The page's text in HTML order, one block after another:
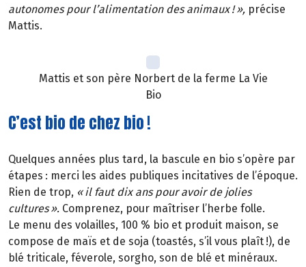
autonomes pour l’alimentation des animaux ! », précise
Mattis.
Mattis et son père Norbert de la ferme La Vie
Bio
C’est bio de chez bio !
Quelques années plus tard, la bascule en bio s’opère par
étapes : merci les aides publiques incitatives de l’époque.
Rien de trop, « il faut dix ans pour avoir de jolies
cultures ». Comprenez, pour maîtriser l’herbe folle.
Le menu des volailles, 100 % bio et produit maison, se
compose de maïs et de soja (toastés, s’il vous plaît !), de
blé triticale, féverole, sorgho, son de blé et minéraux.